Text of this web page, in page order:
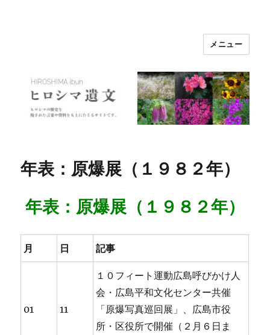
メニュー
年表：原爆展（１９８２年）
年表：原爆展（１９８２年）
月 日 記事
01 11
１０フィート運動広島呼びかけ人
会・広島平和文化センター共催
「原爆写真巡回展」、広島市役
所・区役所で開催（２月６日ま